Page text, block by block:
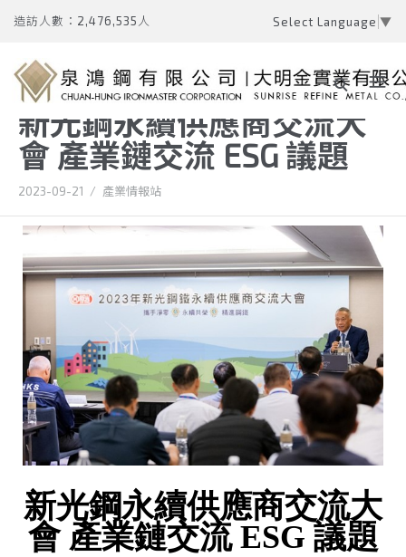
造訪人數：2,476,535人 Select Language ▼
新光鋼永續供應商交流大
會 產業鏈交流 ESG 議題
2023-09-21 / 產業情報站
新光鋼永續供應商交流大
會 產業鏈交流 ESG 議題